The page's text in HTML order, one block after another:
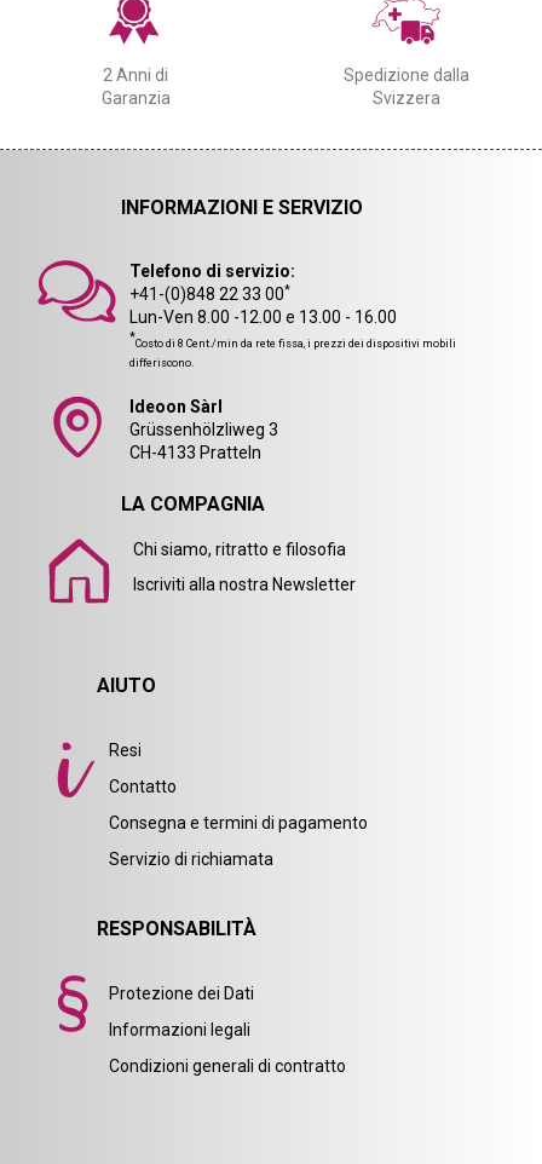
2 Anni di
Garanzia
Spedizione dalla
Svizzera
INFORMAZIONI E SERVIZIO
Telefono di servizio:
+41-(0)848 22 33 00*
Lun-Ven 8.00 -12.00 e 13.00 - 16.00
*Costo di 8 Cent./min da rete fissa, i prezzi dei dispositivi mobili
differiscono.
Ideoon Sàrl
Grüssenhölzliweg 3
CH-4133 Pratteln
LA COMPAGNIA
Chi siamo, ritratto e filosofia
Iscriviti alla nostra Newsletter
AIUTO
Resi
Contatto
Consegna e termini di pagamento
Servizio di richiamata
RESPONSABILITÀ
Protezione dei Dati
Informazioni legali
Condizioni generali di contratto